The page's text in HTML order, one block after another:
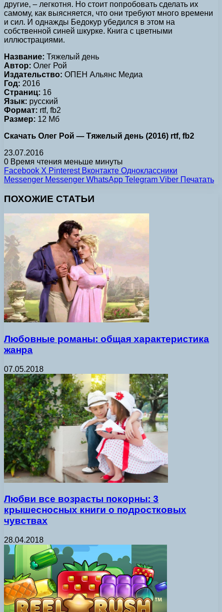
другие, – легкотня. Но стоит попробовать сделать их
самому, как выясняется, что они требуют много времени
и сил. И однажды Бедокур убедился в этом на
собственной синей шкурке. Книга с цветными
иллюстрациями.
Название: Тяжелый день
Автор: Олег Рой
Издательство: ОПЕН Альянс Медиа
Год: 2016
Страниц: 16
Язык: русский
Формат: rtf, fb2
Размер: 12 Мб
Скачать Олег Рой — Тяжелый день (2016) rtf, fb2
23.07.2016
0 Время чтения меньше минуты
Facebook X Pinterest Вконтакте Одноклассники
Messenger Messenger WhatsApp Telegram Viber Печатать
ПОХОЖИЕ СТАТЬИ
Любовные романы: общая характеристика
жанра
07.05.2018
Любви все возрасты покорны: 3
крышесносных книги о подростковых
чувствах
28.04.2018